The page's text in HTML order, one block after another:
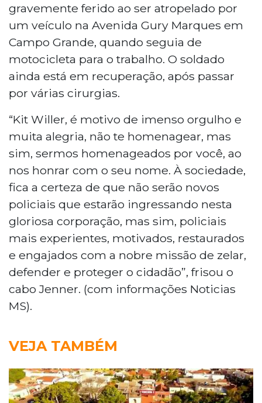
gravemente ferido ao ser atropelado por
um veículo na Avenida Gury Marques em
Campo Grande, quando seguia de
motocicleta para o trabalho. O soldado
ainda está em recuperação, após passar
por várias cirurgias.
“Kit Willer, é motivo de imenso orgulho e
muita alegria, não te homenagear, mas
sim, sermos homenageados por você, ao
nos honrar com o seu nome. À sociedade,
fica a certeza de que não serão novos
policiais que estarão ingressando nesta
gloriosa corporação, mas sim, policiais
mais experientes, motivados, restaurados
e engajados com a nobre missão de zelar,
defender e proteger o cidadão”, frisou o
cabo Jenner. (com informações Noticias
MS).
VEJA TAMBÉM